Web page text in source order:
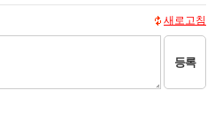
새로고침
등록